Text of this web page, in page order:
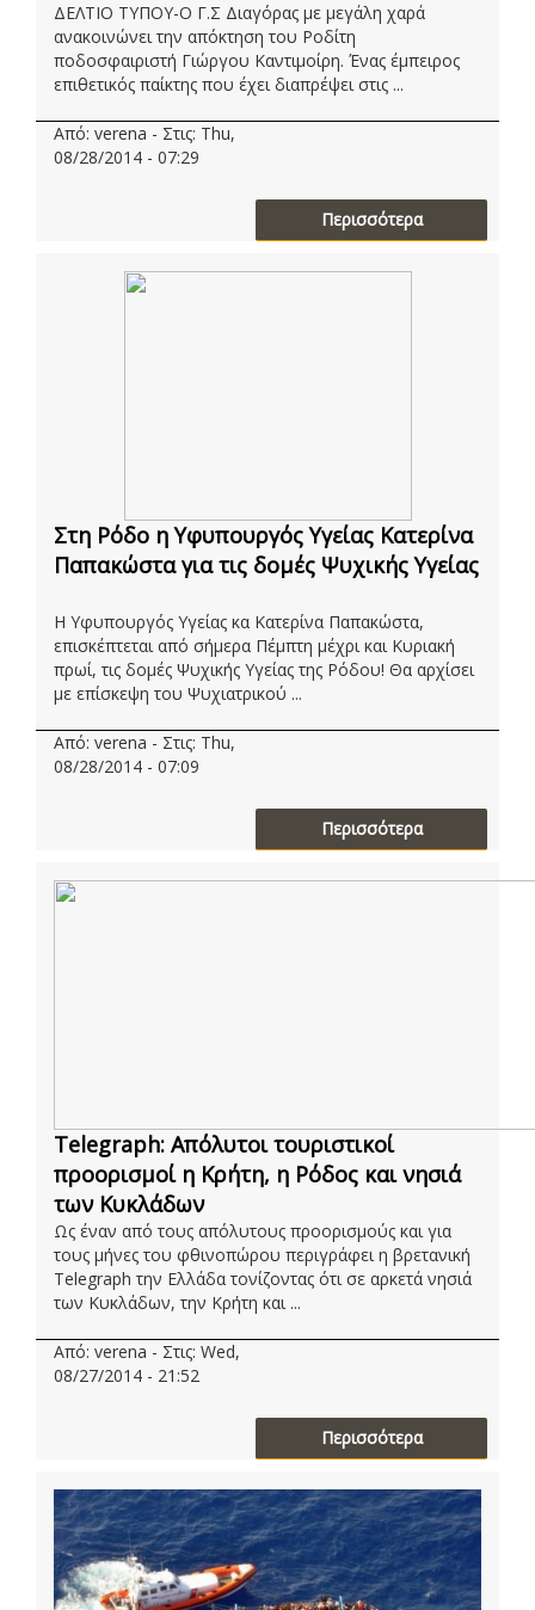
ΔΕΛΤΙΟ ΤΥΠΟΥ-Ο Γ.Σ Διαγόρας με μεγάλη χαρά
ανακοινώνει την απόκτηση του Ροδίτη
ποδοσφαιριστή Γιώργου Καντιμοίρη. Ένας έμπειρος
επιθετικός παίκτης που έχει διαπρέψει στις ...
Από: verena - Στις: Thu,
08/28/2014 - 07:29
Περισσότερα
Στη Ρόδο η Υφυπουργός Υγείας Κατερίνα
Παπακώστα για τις δομές Ψυχικής Υγείας
Η Υφυπουργός Υγείας κα Κατερίνα Παπακώστα,
επισκέπτεται από σήμερα Πέμπτη μέχρι και Κυριακή
πρωί, τις δομές Ψυχικής Υγείας της Ρόδου! Θα αρχίσει
με επίσκεψη του Ψυχιατρικού ...
Από: verena - Στις: Thu,
08/28/2014 - 07:09
Περισσότερα
Telegraph: Απόλυτοι τουριστικοί
προορισμοί η Κρήτη, η Ρόδος και νησιά
των Κυκλάδων
Ως έναν από τους απόλυτους προορισμούς και για
τους μήνες του φθινοπώρου περιγράφει η βρετανική
Telegraph την Ελλάδα τονίζοντας ότι σε αρκετά νησιά
των Κυκλάδων, την Κρήτη και ...
Από: verena - Στις: Wed,
08/27/2014 - 21:52
Περισσότερα